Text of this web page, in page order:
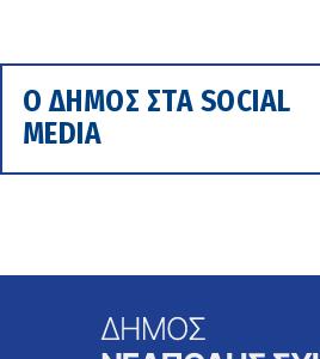
Ο ΔΗΜΟΣ ΣΤΑ SOCIAL
MEDIA